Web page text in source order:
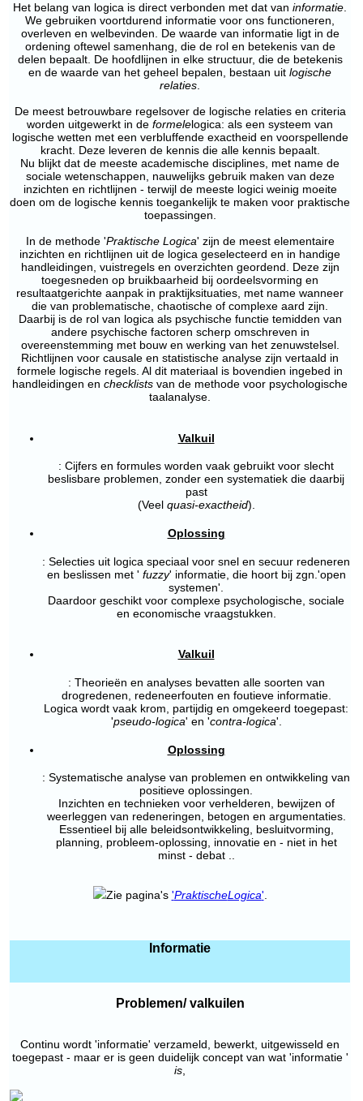
Het belang van logica is direct verbonden met dat van informatie.
We gebruiken voortdurend informatie voor ons functioneren,
overleven en welbevinden. De waarde van informatie ligt in de
ordening oftewel samenhang, die de rol en betekenis van de
delen bepaalt. De hoofdlijnen in elke structuur, die de betekenis
en de waarde van het geheel bepalen, bestaan uit logische
relaties.
De meest betrouwbare regelsover de logische relaties en criteria
worden uitgewerkt in de formelelogica: als een systeem van
logische wetten met een verbluffende exactheid en voorspellende
kracht. Deze leveren de kennis die alle kennis bepaalt.
Nu blijkt dat de meeste academische disciplines, met name de
sociale wetenschappen, nauwelijks gebruik maken van deze
inzichten en richtlijnen - terwijl de meeste logici weinig moeite
doen om de logische kennis toegankelijk te maken voor praktische
toepassingen.
In de methode 'Praktische Logica' zijn de meest elementaire
inzichten en richtlijnen uit de logica geselecteerd en in handige
handleidingen, vuistregels en overzichten geordend. Deze zijn
toegesneden op bruikbaarheid bij oordeelsvorming en
resultaatgerichte aanpak in praktijksituaties, met name wanneer
die van problematische, chaotische of complexe aard zijn.
Daarbij is de rol van logica als psychische functie temidden van
andere psychische factoren scherp omschreven in
overeenstemming met bouw en werking van het zenuwstelsel.
Richtlijnen voor causale en statistische analyse zijn vertaald in
formele logische regels. Al dit materiaal is bovendien ingebed in
handleidingen en checklists van de methode voor psychologische
taalanalyse.
Valkuil
: Cijfers en formules worden vaak gebruikt voor slecht
beslisbare problemen, zonder een systematiek die daarbij
past
(Veel quasi-exactheid).
Oplossing
: Selecties uit logica speciaal voor snel en secuur redeneren
en beslissen met ' fuzzy' informatie, die hoort bij zgn.'open
systemen'.
Daardoor geschikt voor complexe psychologische, sociale
en economische vraagstukken.
Valkuil
: Theorieën en analyses bevatten alle soorten van
drogredenen, redeneerfouten en foutieve informatie.
Logica wordt vaak krom, partijdig en omgekeerd toegepast:
'pseudo-logica' en 'contra-logica'.
Oplossing
: Systematische analyse van problemen en ontwikkeling van
positieve oplossingen.
Inzichten en technieken voor verhelderen, bewijzen of
weerleggen van redeneringen, betogen en argumentaties.
Essentieel bij alle beleidsontwikkeling, besluitvorming,
planning, probleem-oplossing, innovatie en - niet in het
minst - debat ..
Zie pagina's 'PraktischeLogica'
Informatie
Problemen/ valkuilen
Continu wordt 'informatie' verzameld, bewerkt, uitgewisseld en
toegepast - maar er is geen duidelijk concept van wat 'informatie '
is